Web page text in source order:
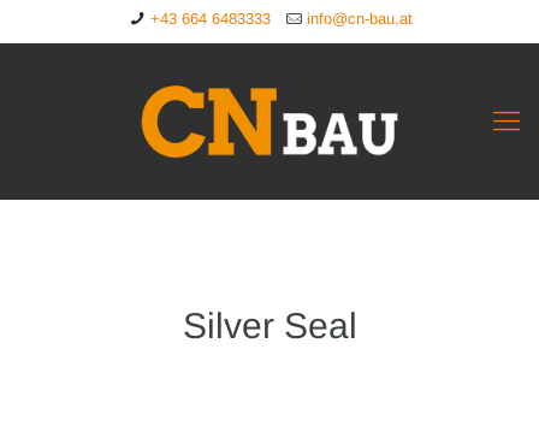
+43 664 6483333 info@cn-bau.at
Silver Seal